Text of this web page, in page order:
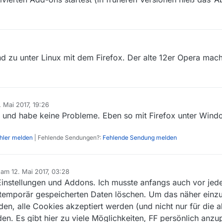
vielleicht solltet das mal auf dem Radar bleiben … :-)
zu unter Linux mit dem Firefox. Der alte 12er Opera
Mai 2017, 19:26
von
habe keine Probleme. Eben so mit Firefox unter
melden | Fehlende Sendungen?: Fehlende Sendung melden
12. Mai 2017, 03:28
von
und Addons. Ich musste anfangs auch vor
gespeicherten Daten löschen. Um das näher
alle Cookies akzeptiert werden (und nicht nur für die
Es gibt hier zu viele Möglichkeiten, FF persönlich